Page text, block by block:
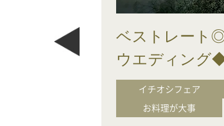
ベストレート◎
ウエディング
イチオシフェア
お料理が大事